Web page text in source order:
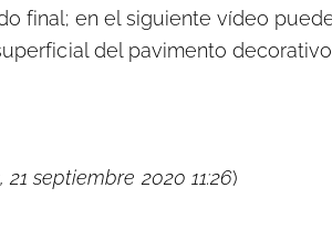
final; en el siguiente vídeo
del pavimento
21 septiembre 2020 11:26)